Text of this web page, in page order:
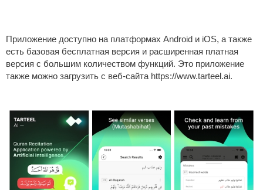
Приложение доступно на платформах Android и iOS, а также
есть базовая бесплатная версия и расширенная платная
версия с большим количеством функций. Это приложение
также можно загрузить с веб-сайта https://www.tarteel.ai.